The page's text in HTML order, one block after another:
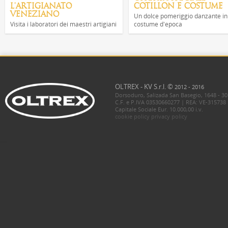
L'ARTIGIANATO
VENEZIANO
Visita i laboratori dei maestri artigiani
COTILLON E COSTUME
Un dolce pomeriggio danzante in
costume d'epoca
OLTREX - KV S.r.l. © 2012 - 2016
Dorsoduro, Salizada San Basegio, 1648 -
C.F. e P.IVA 03530660277 | REA: VE-315738
Capitale Sociale Eur. 10.000,00 i.v.
cookie policy privacy policy